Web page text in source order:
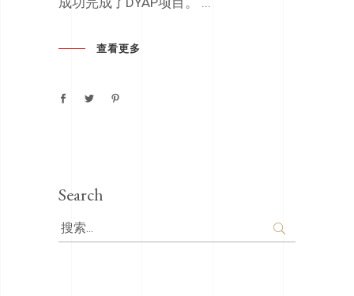
查看更多
Search
Search
for: